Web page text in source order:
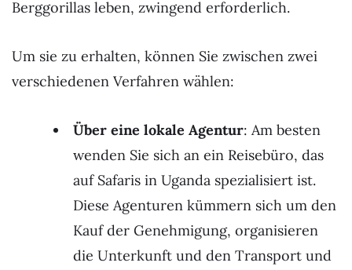
Berggorillas leben, zwingend erforderlich.
Um sie zu erhalten, können Sie zwischen zwei
verschiedenen Verfahren wählen:
Über eine lokale Agentur: Am besten
wenden Sie sich an ein Reisebüro, das
auf Safaris in Uganda spezialisiert ist.
Diese Agenturen kümmern sich um den
Kauf der Genehmigung, organisieren
die Unterkunft und den Transport und